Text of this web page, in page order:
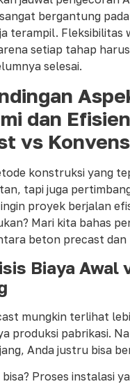
bergantung
terampil. Fleksibilitas
setiap tahap
selesai.
dan
vs
konstruksi yang
tapi juga
proyek berjalan
Mari kita bahas
beton precast dan
Biaya Awal
mungkin terlihat
produksi pabrikasi.
Anda justru bisa
bisa? Proses instalasi